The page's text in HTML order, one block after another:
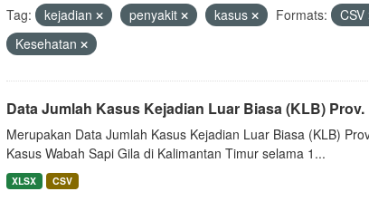
Tag: kejadian penyakit kasus Formats: CSV
Kesehatan
Data Jumlah Kasus Kejadian Luar Biasa (KLB) Prov.
Merupakan Data Jumlah Kasus Kejadian Luar Biasa (KLB)
Kasus Wabah Sapi Gila di Kalimantan Timur selama 1...
XLSX CSV